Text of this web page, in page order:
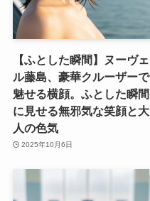
【ふとした瞬間】ヌーヴェ
ル藤島、豪華クルーザーで
魅せる横顔。ふとした瞬間
に見せる無邪気な笑顔と大
人の色気
2025年10月6日